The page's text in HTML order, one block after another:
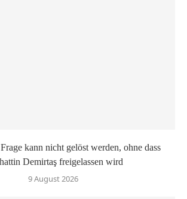
kann nicht gelöst werden, ohne dass
Demirtaş freigelassen wird
9 August 2026